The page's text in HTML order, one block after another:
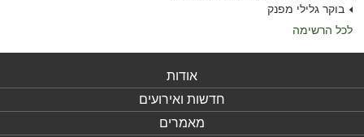
בוקר גלילי מפנק
לכל הרשימה
אודות
חדשות ואירועים
מאמרים